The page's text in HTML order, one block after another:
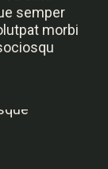
semper
morbi